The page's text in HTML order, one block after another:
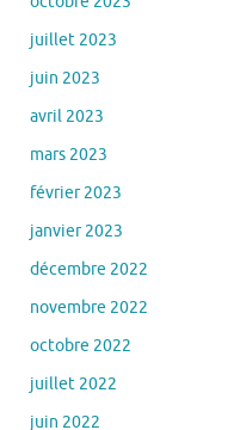
juillet 2023
juin 2023
avril 2023
mars 2023
février 2023
janvier 2023
décembre 2022
novembre 2022
octobre 2022
juillet 2022
juin 2022